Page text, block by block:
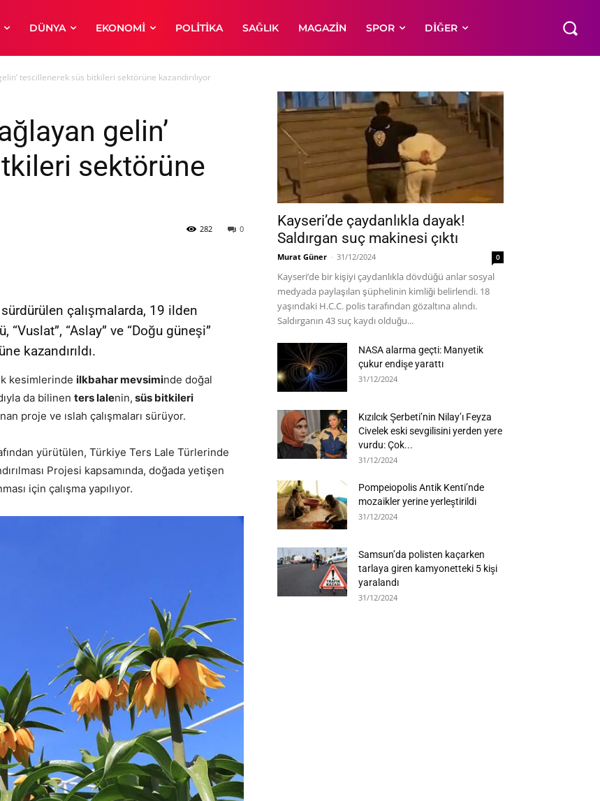
DÜNYA EKONOMI POLITIKA SAĞLIK MAGAZIN SPOR DIĞER
tescillenerek süs bitkileri sektörüne kazandırılıyor
gelin’
sektörüne
0
282
çalışmalarda, 19 ilden
“Aslay” ve “Doğu güneşi”
kazandırıldı.
kesimlerinde ilkbahar mevsiminde doğal
da bilinen ters lalenin, süs bitkileri
proje ve ıslah çalışmaları sürüyor.
yürütülen, Türkiye Ters Lale Türlerinde
Projesi kapsamında, doğada yetişen
için çalışma yapılıyor.
Kayseri’de çaydanlıkla dayak!
Saldırgan suç makinesi çıktı
Murat Güner - 31/12/2024 0
Kayseri’de bir kişiyi çaydanlıkla dövdüğü anlar sosyal
medyada paylaşılan şüphelinin kimliği belirlendi. 18
yaşındaki H.C.C. polis tarafından gözaltına alındı.
Saldırganın 43 suç kaydı olduğu...
NASA alarma geçti: Manyetik
çukur endişe yarattı
31/12/2024
Kızılcık Şerbeti’nin Nilay’ı Feyza
Civelek eski sevgilisini yerden yere
vurdu: Çok...
31/12/2024
Pompeiopolis Antik Kenti’nde
mozaikler yerine yerleştirildi
31/12/2024
Samsun’da polisten kaçarken
tarlaya giren kamyonetteki 5 kişi
yaralandı
31/12/2024